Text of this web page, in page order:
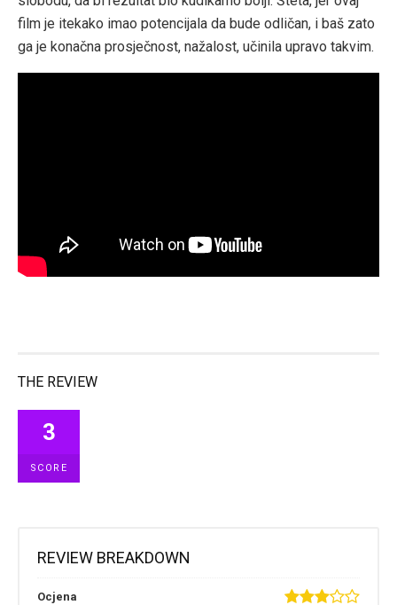
film je itekako imao potencijala da bude odličan, i baš zato
ga je konačna prosječnost, nažalost, učinila upravo takvim.
THE REVIEW
3
SCORE
REVIEW BREAKDOWN
Ocjena